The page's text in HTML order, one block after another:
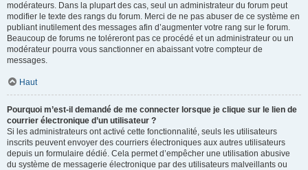
modérateurs. Dans la plupart des cas, seul un administrateur du forum peut
modifier le texte des rangs du forum. Merci de ne pas abuser de ce système en
publiant inutilement des messages afin d’augmenter votre rang sur le forum.
Beaucoup de forums ne toléreront pas ce procédé et un administrateur ou un
modérateur pourra vous sanctionner en abaissant votre compteur de
messages.
Haut
Pourquoi m’est-il demandé de me connecter lorsque je clique sur le lien de
courrier électronique d’un utilisateur ?
Si les administrateurs ont activé cette fonctionnalité, seuls les utilisateurs
inscrits peuvent envoyer des courriers électroniques aux autres utilisateurs
depuis un formulaire dédié. Cela permet d’empêcher une utilisation abusive
du système de messagerie électronique par des utilisateurs malveillants ou